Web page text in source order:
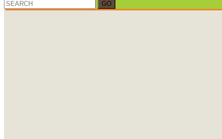
Search
for: